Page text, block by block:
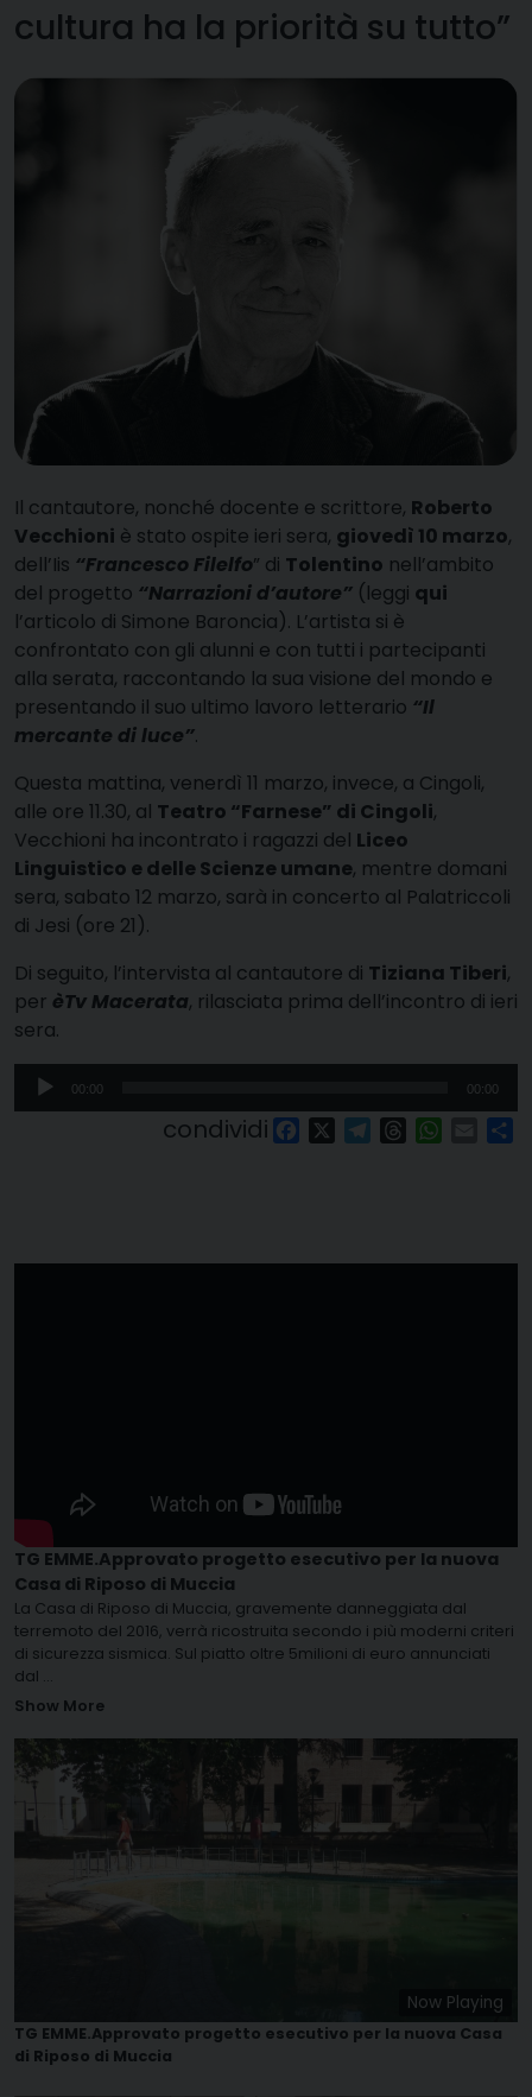
cultura ha la priorità su tutto”
Il cantautore, nonché docente e scrittore, Roberto
Vecchioni è stato ospite ieri sera, giovedì 10 marzo,
dell’Iis “Francesco Filelfo” di Tolentino nell’ambito
del progetto “Narrazioni d’autore” (leggi qui
l’articolo di Simone Baroncia). L’artista si è
confrontato con gli alunni e con tutti i partecipanti
alla serata, raccontando la sua visione del mondo e
presentando il suo ultimo lavoro letterario “Il
mercante di luce”.
Questa mattina, venerdì 11 marzo, invece, a Cingoli,
alle ore 11.30, al Teatro “Farnese” di Cingoli,
Vecchioni ha incontrato i ragazzi del Liceo
Linguistico e delle Scienze umane, mentre domani
sera, sabato 12 marzo, sarà in concerto al Palatriccoli
di Jesi (ore 21).
Di seguito, l’intervista al cantautore di Tiziana Tiberi,
per èTv Macerata, rilasciata prima dell’incontro di ieri
sera.
Audio
Player
00:00 00:00
condividi FacebookTelegram
Threads Email
TG EMME.Approvato progetto esecutivo per la nuova
Casa di Riposo di Muccia
La Casa di Riposo di Muccia, gravemente danneggiata dal
terremoto del 2016, verrà ricostruita secondo i più moderni criteri
di sicurezza sismica. Sul piatto oltre 5milioni di euro annunciati
dal ...
Show More
Now Playing
TG EMME.Approvato progetto esecutivo per la nuova Casa
di Riposo di Muccia